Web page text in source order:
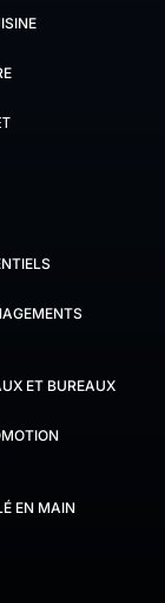
ET BUREAUX
EN MAIN